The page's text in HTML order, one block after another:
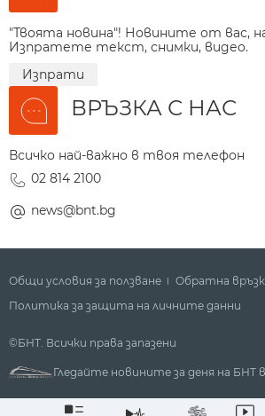
"Твоята новина"! Новините от вас,
Изпратете текст, снимки, видео.
Изпрати
ВРЪЗКА С НАС
Всичко най-важно в твоя телефон
02 814 2100
news@bnt.bg
Общи условия за ползване Обратна
Политика за защита на личните данни
©БНТ. Всички права запазени
Гледайте новините за деня на